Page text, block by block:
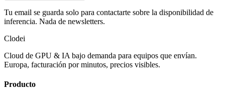
Tu email se guarda solo para contactarte sobre la disponibilidad de
inferencia. Nada de newsletters.
Clodei
Cloud de GPU & IA bajo demanda para equipos que envían.
Europa, facturación por minutos, precios visibles.
Producto